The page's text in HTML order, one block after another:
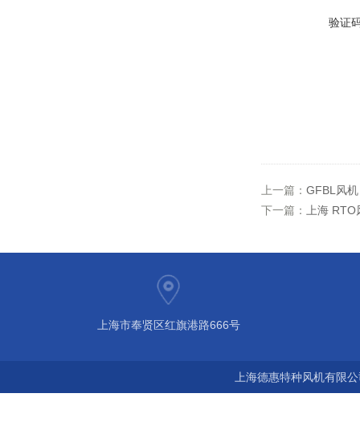
验证
上一篇： GFBL风
下一篇：
上海
上海市奉贤区红旗港路666号
上海德惠特种风机有限